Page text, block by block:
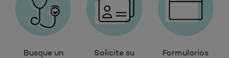
Busque un
Solicite su
Formularios